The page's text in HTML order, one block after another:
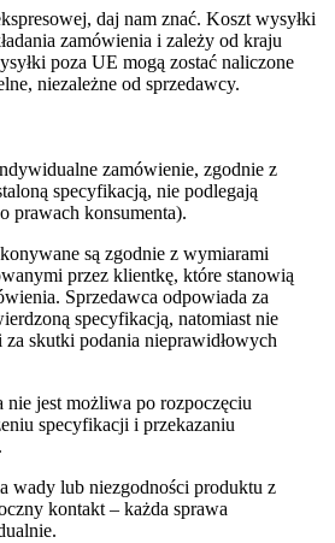
daj nam znać. Koszt wysyłki
zamówienia i zależy od kraju
poza UE mogą zostać naliczone
niezależne od sprzedawcy.
zamówienie, zgodnie z
specyfikacją, nie podlegają
prawach konsumenta).
są zgodnie z wymiarami
przez klientkę, które stanowią
Sprzedawca odpowiada za
specyfikacją, natomiast nie
skutki podania nieprawidłowych
nie jest możliwa po rozpoczęciu
specyfikacji i przekazaniu
wady lub niezgodności produktu z
kontakt – każda sprawa